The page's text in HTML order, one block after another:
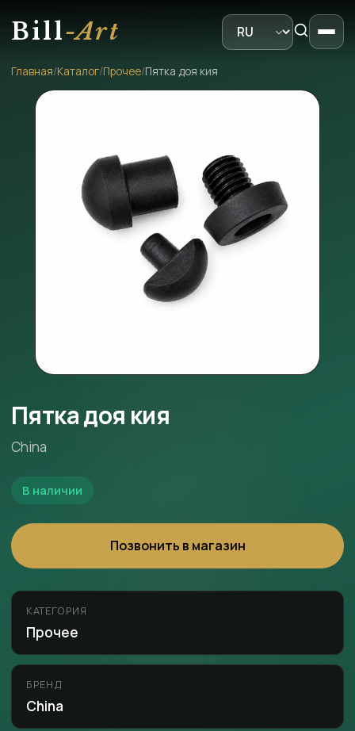
Bill-Art
Главная/Каталог/Прочее/Пятка доя кия
Пятка доя кия
China
В наличии
Позвонить в магазин
КАТЕГОРИЯ
Прочее
БРЕНД
China